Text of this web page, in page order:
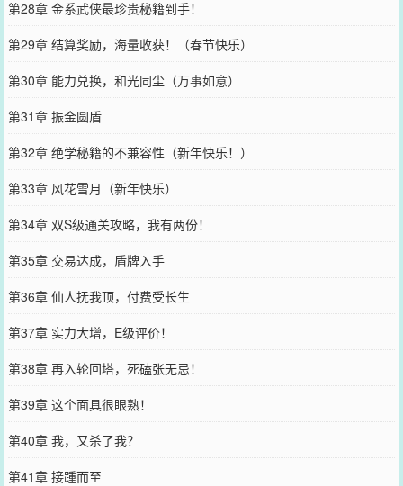
第28章 金系武侠最珍贵秘籍到手！
第29章 结算奖励，海量收获！（春节快乐）
第30章 能力兑换，和光同尘（万事如意）
第31章 振金圆盾
第32章 绝学秘籍的不兼容性（新年快乐！）
第33章 风花雪月（新年快乐）
第34章 双S级通关攻略，我有两份！
第35章 交易达成，盾牌入手
第36章 仙人抚我顶，付费受长生
第37章 实力大增，E级评价！
第38章 再入轮回塔，死磕张无忌！
第39章 这个面具很眼熟！
第40章 我，又杀了我？
第41章 接踵而至